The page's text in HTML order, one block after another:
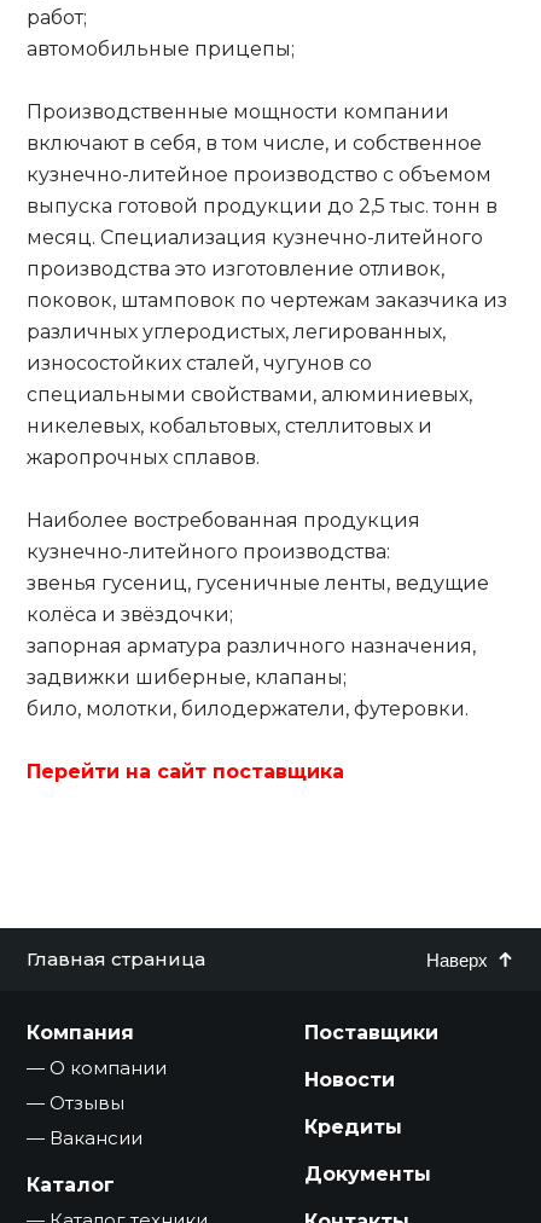
работ;
автомобильные прицепы;
Производственные мощности компании
включают в себя, в том числе, и собственное
кузнечно-литейное производство с объемом
выпуска готовой продукции до 2,5 тыс. тонн в
месяц. Специализация кузнечно-литейного
производства это изготовление отливок,
поковок, штамповок по чертежам заказчика из
различных углеродистых, легированных,
износостойких сталей, чугунов со
специальными свойствами, алюминиевых,
никелевых, кобальтовых, стеллитовых и
жаропрочных сплавов.
Наиболее востребованная продукция
кузнечно-литейного производства:
звенья гусениц, гусеничные ленты, ведущие
колёса и звёздочки;
запорная арматура различного назначения,
задвижки шиберные, клапаны;
било, молотки, билодержатели, футеровки.
Перейти на сайт поставщика
Главная страница Наверх
Компания
О компании
Отзывы
Вакансии
Каталог
Поставщики
Новости
Кредиты
Документы